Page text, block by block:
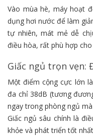
Vào mùa hè, máy hoạt
dụng hơi nước để làm
tự nhiên, mát mẻ dễ
điều hòa, rất phù hợp
Giấc ngủ trọn vẹn:
Một điểm cộng cực lớn
đa chỉ 38dB (tương
ngay trong phòng ngủ
Giấc ngủ sâu chính là
khỏe và phát triển tốt